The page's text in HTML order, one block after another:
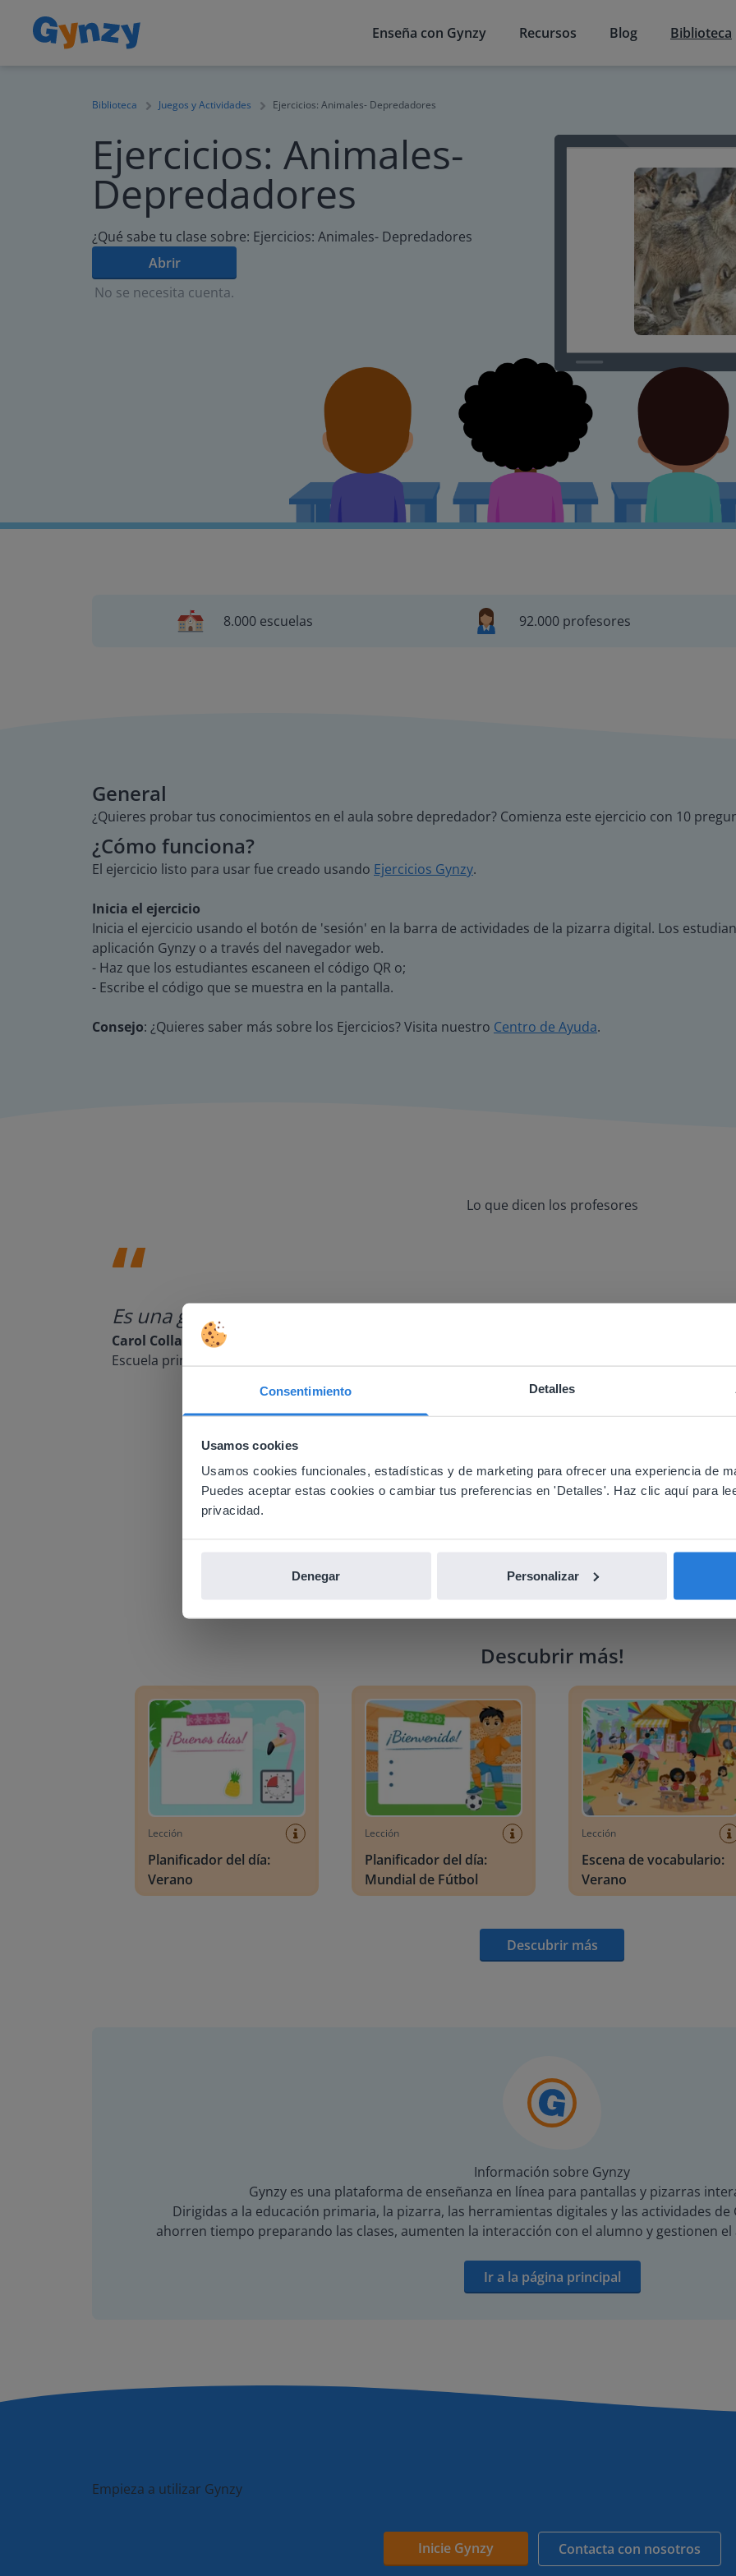
Consentimiento Detalles
Usamos cookies
Usamos cookies funcionales, estadísticas y de marketing para ofrecer una experiencia de
Puedes aceptar estas cookies o cambiar tus preferencias en 'Detalles'. Haz clic aquí para
privacidad.
Denegar Personalizar
Enseña con Gynzy Recursos Blog Biblioteca
Biblioteca Juegos y Actividades Ejercicios: Animales- Depredadores
Ejercicios: Animales-
Depredadores
¿Qué sabe tu clase sobre: Ejercicios: Animales- Depredadores
Abrir
No se necesita cuenta.
8.000 escuelas 92.000 profesores
General
¿Quieres probar tus conocimientos en el aula sobre depredador? Comienza este ejercicio con 10
¿Cómo funciona?
El ejercicio listo para usar fue creado usando Ejercicios Gynzy.
Inicia el ejercicio
Inicia el ejercicio usando el botón de 'sesión' en la barra de actividades de la pizarra digital. Los
aplicación Gynzy o a través del navegador web.
- Haz que los estudiantes escaneen el código QR o;
- Escribe el código que se muestra en la pantalla.
Consejo: ¿Quieres saber más sobre los Ejercicios? Visita nuestro Centro de Ayuda.
Lo que dicen los profesores
Es una gran herramienta que utilizo con mi pizarra y con la
Carol Collack
Escuela primaria Frank Kim, Nevada
Descubrir más!
Lección
Planificador del día:
Verano
Lección
Planificador del día:
Mundial de Fútbol
Lección
Escena de vocabulario:
Verano
Descubrir más
Información sobre Gynzy
Gynzy es una plataforma de enseñanza en línea para pantallas y pizarras
Dirigidas a la educación primaria, la pizarra, las herramientas digitales y las actividades
ahorren tiempo preparando las clases, aumenten la interacción con el alumno y gestionen
Ir a la página principal
Empieza a utilizar Gynzy
Inicie Gynzy Contacta con nosotros
This website doesn't match your location
There you'll find regional content and pricing.
English
Español